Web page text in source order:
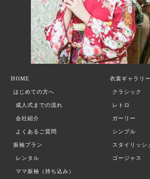
HOME
はじめての方へ
成人式までの流れ
会社紹介
よくあるご質問
振袖プラン
レンタル
ママ振袖（持ち込み）
衣裳ギャラリー
クラシック
レトロ
ガーリー
シンプル
スタイリッシ
ゴージャス